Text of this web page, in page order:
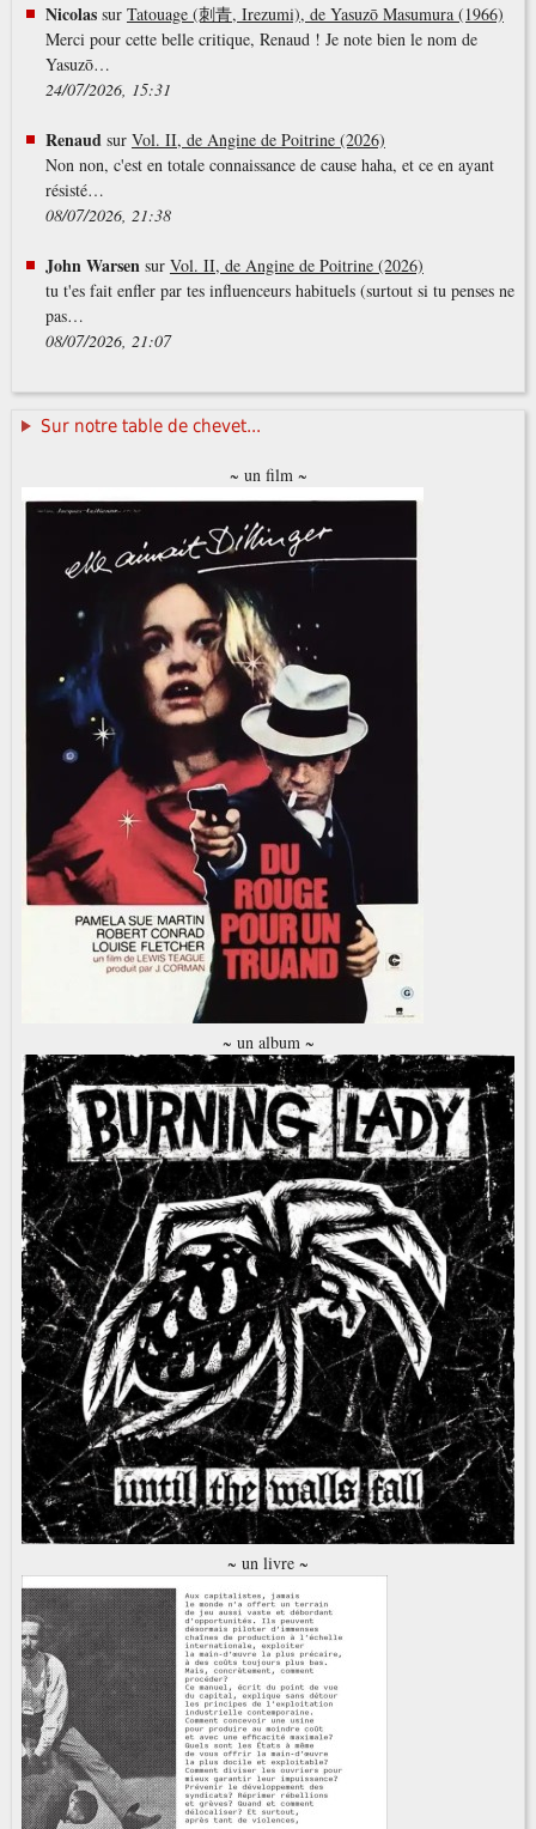
Nicolassur Tatouage (刺青, Irezumi), de Yasuzō Masumura (1966)
Merci pour cette belle critique, Renaud ! Je note bien le nom de
Yasuzō…
24/07/2026, 15:31
Renaudsur Vol. II, de Angine de Poitrine (2026)
Non non, c'est en totale connaissance de cause haha, et ce en ayant
résisté…
08/07/2026, 21:38
John Warsensur Vol. II, de Angine de Poitrine (2026)
tu t'es fait enfler par tes influenceurs habituels (surtout si tu penses ne
pas…
08/07/2026, 21:07
Sur notre table de chevet...
~ un film ~
~ un album ~
~ un livre ~